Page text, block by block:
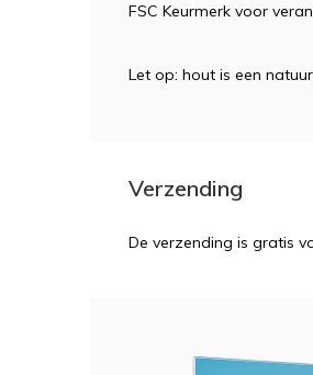
FSC Keurmerk voor
Let op: hout is een
Verzending
De verzending is gratis